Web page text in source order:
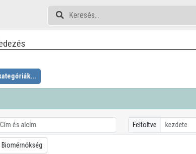
kategóriák...
Feltöltve
Biomérnökség